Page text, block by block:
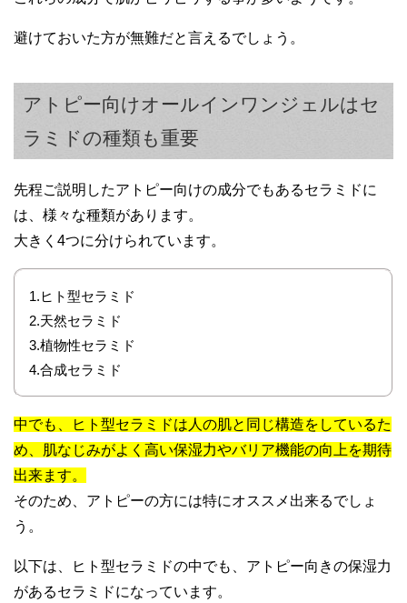
避けておいた方が無難だと言えるでしょう。
アトピー向けオールインワンジェルはセ
ラミドの種類も重要
先程ご説明したアトピー向けの成分でもあるセラミドに
は、様々な種類があります。
大きく4つに分けられています。
1.ヒト型セラミド
2.天然セラミド
3.植物性セラミド
4.合成セラミド
中でも、ヒト型セラミドは人の肌と同じ構造をしているた
め、肌なじみがよく高い保湿力やバリア機能の向上を期待
出来ます。
そのため、アトピーの方には特にオススメ出来るでしょ
う。
以下は、ヒト型セラミドの中でも、アトピー向きの保湿力
があるセラミドになっています。